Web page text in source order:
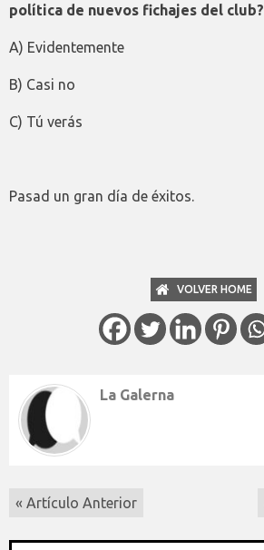
política de nuevos fichajes del club?
A) Evidentemente
B) Casi no
C) Tú verás
Pasad un gran día de éxitos.
VOLVER HOME
La Galerna
« Artículo Anterior